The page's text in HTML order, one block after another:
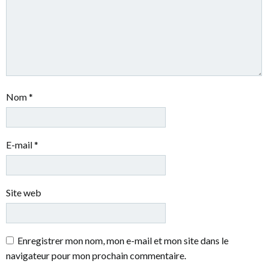
Nom*
E-mail*
Site web
Enregistrer mon nom, mon e-mail et mon site dans le
navigateur pour mon prochain commentaire.